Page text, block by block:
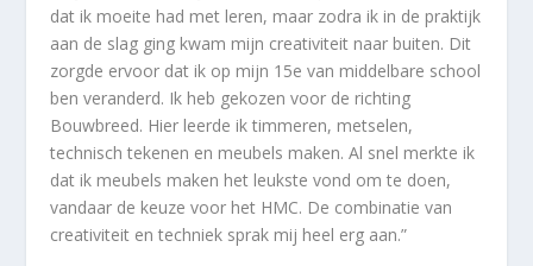
dat ik moeite had met leren, maar zodra ik in de praktijk
aan de slag ging kwam mijn creativiteit naar buiten. Dit
zorgde ervoor dat ik op mijn 15e van middelbare school
ben veranderd. Ik heb gekozen voor de richting
Bouwbreed. Hier leerde ik timmeren, metselen,
technisch tekenen en meubels maken. Al snel merkte ik
dat ik meubels maken het leukste vond om te doen,
vandaar de keuze voor het HMC. De combinatie van
creativiteit en techniek sprak mij heel erg aan.”